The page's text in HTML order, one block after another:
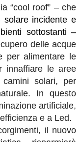
“cool roof” – che
solare incidente e
sottostanti –
delle acque
per alimentare le
innaffiare le aree
solari, per
In questo
artificiale,
e a Led.
il nuovo